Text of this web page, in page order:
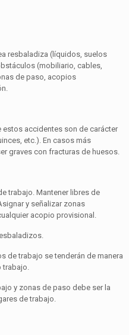
resbaladiza (líquidos, suelos
(mo­biliario, cables,
de paso, acopios
accidentes son de carácter
etc.). En casos más
graves con fracturas de huesos.
trabajo. Mantener libres de
y seña­lizar zonas
acopio provisional.
de trabajo se tende­rán de manera
trabajo.
y zonas de paso debe ser la
de trabajo.